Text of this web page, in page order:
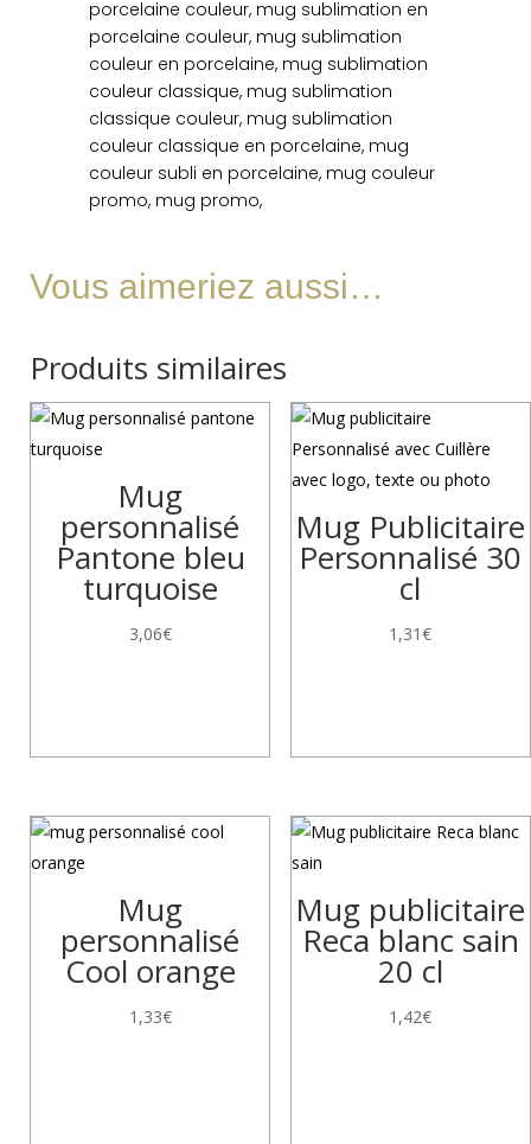
porcelaine couleur, mug sublimation en
porcelaine couleur, mug sublimation
couleur en porcelaine, mug sublimation
couleur classique, mug sublimation
classique couleur, mug sublimation
couleur classique en porcelaine, mug
couleur subli en porcelaine, mug couleur
promo, mug promo,
Vous aimeriez aussi…
Produits similaires
Mug
personnalisé
Pantone bleu
turquoise
3,06€
Mug Publicitaire
Personnalisé 30
cl
1,31€
Mug
personnalisé
Cool orange
1,33€
Mug publicitaire
Reca blanc sain
20 cl
1,42€